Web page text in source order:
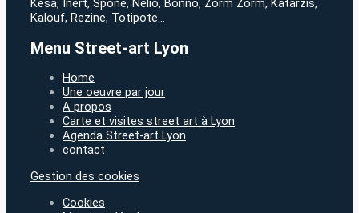
Kesa, Inert, Spone, Nelio, Bonno, Zorm Zorm, Katarzis,
Kalouf, Rezine, Totipote…
Menu Street-art Lyon
Home
Une oeuvre par jour
A propos
Carte et visites street art à Lyon
Agenda Street-art Lyon
contact
Gestion des cookies
Cookies